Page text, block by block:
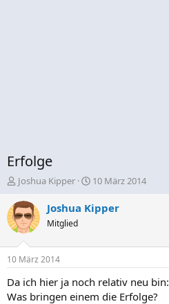
Erfolge
E
s
t
e
e
r
Joshua Kipper
E
s
t
a
m
10 März 2014
Joshua Kipper
Mitglied
10 März 2014
Da ich hier ja noch relativ neu bin:
Was bringen einem die Erfolge?